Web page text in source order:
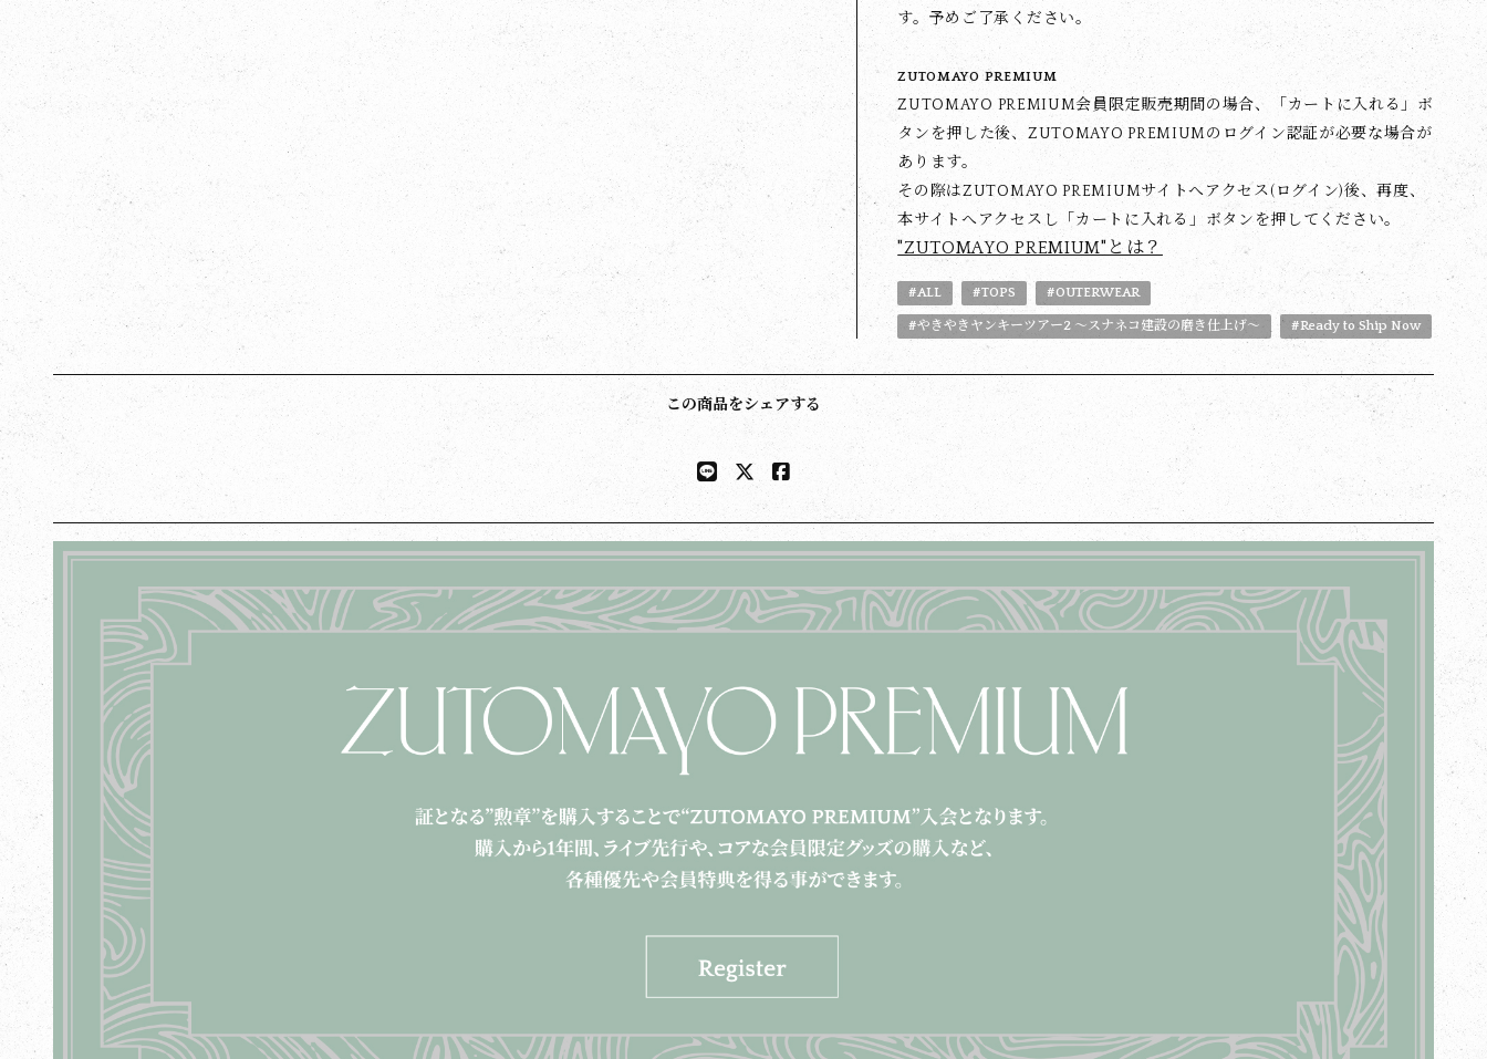
す。予めご了承ください。
ZUTOMAYO PREMIUM
ZUTOMAYO PREMIUM会員限定販売期間の場合、「カートに入れる」ボ
タンを押した後、ZUTOMAYO PREMIUMのログイン認証が必要な場合が
あります。
その際はZUTOMAYO PREMIUMサイトへアクセス(ログイン)後、再度、
本サイトへアクセスし「カートに入れる」ボタンを押してください。
"ZUTOMAYO PREMIUM"とは？
#ALL #TOPS #OUTERWEAR
#やきやきヤンキーツアー2 〜スナネコ建設の磨き仕上げ〜 #Ready to Ship Now
この商品をシェアする